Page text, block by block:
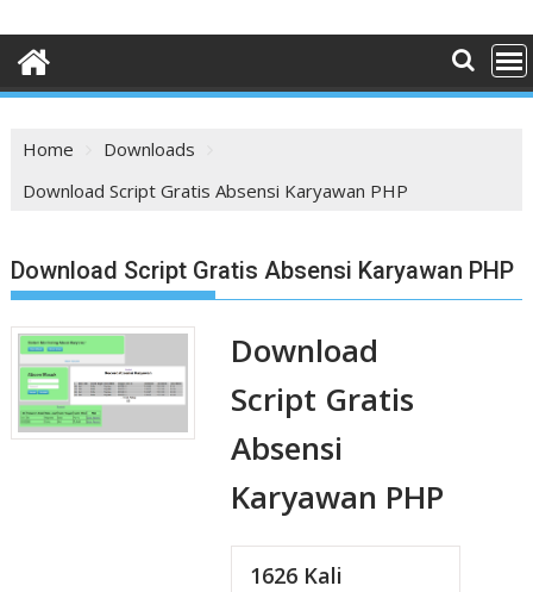
Home
Downloads
Download Script Gratis Absensi Karyawan PHP
Download Script Gratis Absensi Karyawan PHP
Download
Script Gratis
Absensi
Karyawan PHP
1626Kali